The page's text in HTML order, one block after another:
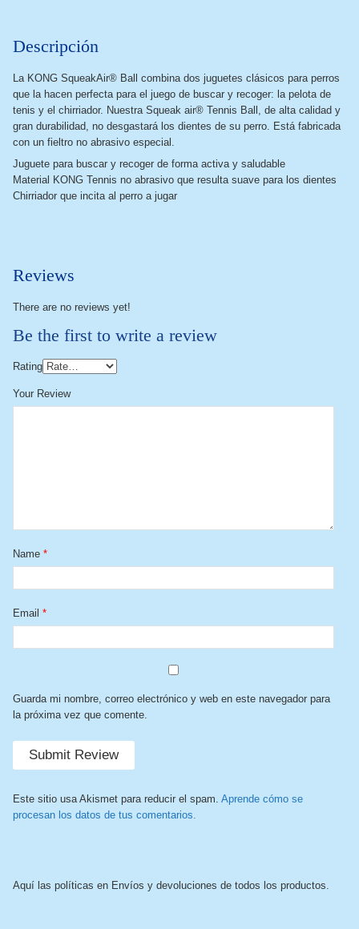
Descripción
La KONG SqueakAir® Ball combina dos juguetes clásicos para perros
que la hacen perfecta para el juego de buscar y recoger: la pelota de
tenis y el chirriador. Nuestra Squeak air® Tennis Ball, de alta calidad y
gran durabilidad, no desgastará los dientes de su perro. Está fabricada
con un fieltro no abrasivo especial.
Juguete para buscar y recoger de forma activa y saludable
Material KONG Tennis no abrasivo que resulta suave para los dientes
Chirriador que incita al perro a jugar
Reviews
There are no reviews yet!
Be the first to write a review
Rating
Your Review
Name *
Email *
Guarda mi nombre, correo electrónico y web en este navegador para
la próxima vez que comente.
Este sitio usa Akismet para reducir el spam. Aprende cómo se
procesan los datos de tus comentarios.
Aquí las políticas en Envíos y devoluciones de todos los productos.